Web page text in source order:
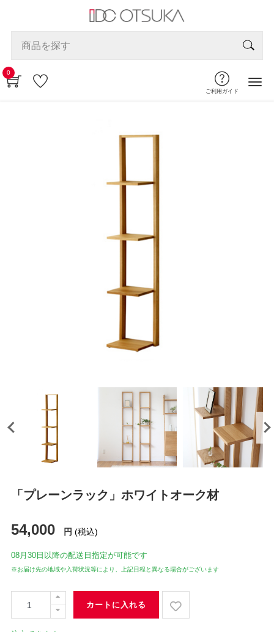
0
ご利用ガイド
「プレーンラック」ホワイトオーク材
54,000 円 (税込)
08月30日 以降の配送日指定が可能です
※お届け先の地域や入荷状況等により、上記日程と異なる場合がございます
カートに入れる